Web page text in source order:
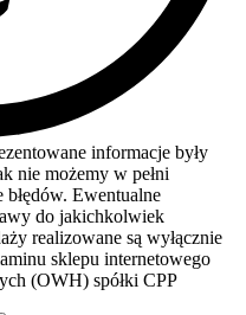
informacje były
nie możemy w pełni
Ewentualne
do jakichkolwiek
realizowane są wyłącznie
sklepu internetowego
(OWH) spółki CPP